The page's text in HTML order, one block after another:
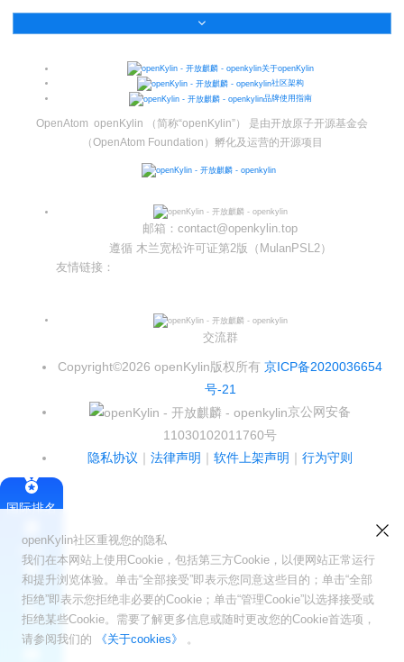
关于openKylin
社区架构
品牌使用指南
OpenAtom openKylin （简称“openKylin”） 是由开放原子开源基金会
（OpenAtom Foundation）孵化及运营的开源项目
邮箱：contact@openkylin.top
遵循 木兰宽松许可证第2版（MulanPSL2）
友情链接：
交流群
Copyright©2026 openKylin版权所有 京ICP备2020036654
号-21
京公网安备
11030102011760号
隐私协议
法律声明 软件上架声明 行为守则
openKylin社区重视您的隐私
我们在本网站上使用Cookie，包括第三方Cookie，以便网站正常运行
和提升浏览体验。单击“全部接受”即表示您同意这些目的；单击“全部
拒绝”即表示您拒绝非必要的Cookie；单击“管理Cookie”以选择接受或
拒绝某些Cookie。需要了解更多信息或随时更改您的Cookie首选项，
请参阅我们的
《关于cookies》 。
国际排名
签署
会员
SIG